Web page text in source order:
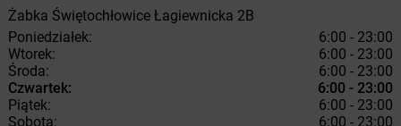
Żabka Świętochłowice Łagiewnicka 2B
Poniedziałek:
6:00 - 23:00
Wtorek:
6:00 - 23:00
Środa:
6:00 - 23:00
Czwartek:
6:00 - 23:00
Piątek:
6:00 - 23:00
Sobota:
6:00 - 23:00